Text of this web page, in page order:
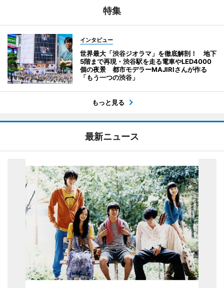
特集
インタビュー
世界最大「渋谷ジオラマ」を徹底解剖！ 地下
5階まで再現・渋谷駅を走る電車やLED4000
個の夜景 都市モデラーMAJIRIさんが作る
「もう一つの渋谷」
もっと見る
最新ニュース